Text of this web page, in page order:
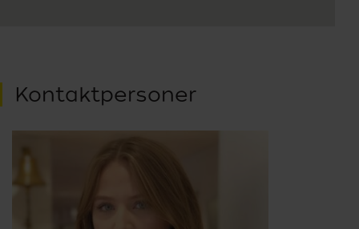
Kontaktpersoner